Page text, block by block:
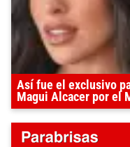
Así fue el exclusivo
Magui Alcacer por el